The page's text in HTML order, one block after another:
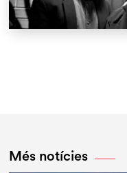
Més notícies